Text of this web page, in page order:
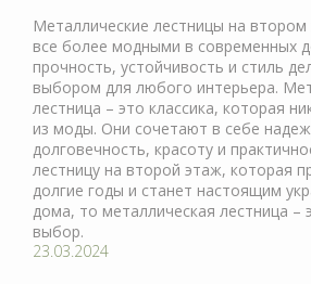
Металлические лестницы на втором
все более модными в современных
прочность, устойчивость и стиль
выбором для любого интерьера.
лестница – это классика, которая
из моды. Они сочетают в себе
долговечность, красоту и
лестницу на второй этаж, которая
долгие годы и станет настоящим
дома, то металлическая лестница –
выбор.
23.03.2024